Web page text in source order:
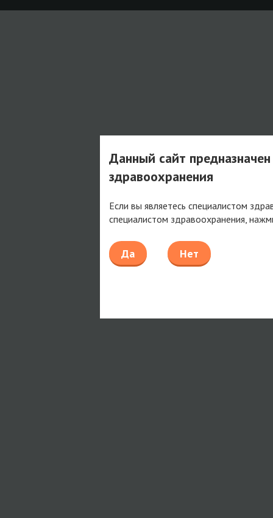
Данный сайт
здравоохранения
Если вы являетесь специалистом
специалистом здравоохранения,
Да Нет